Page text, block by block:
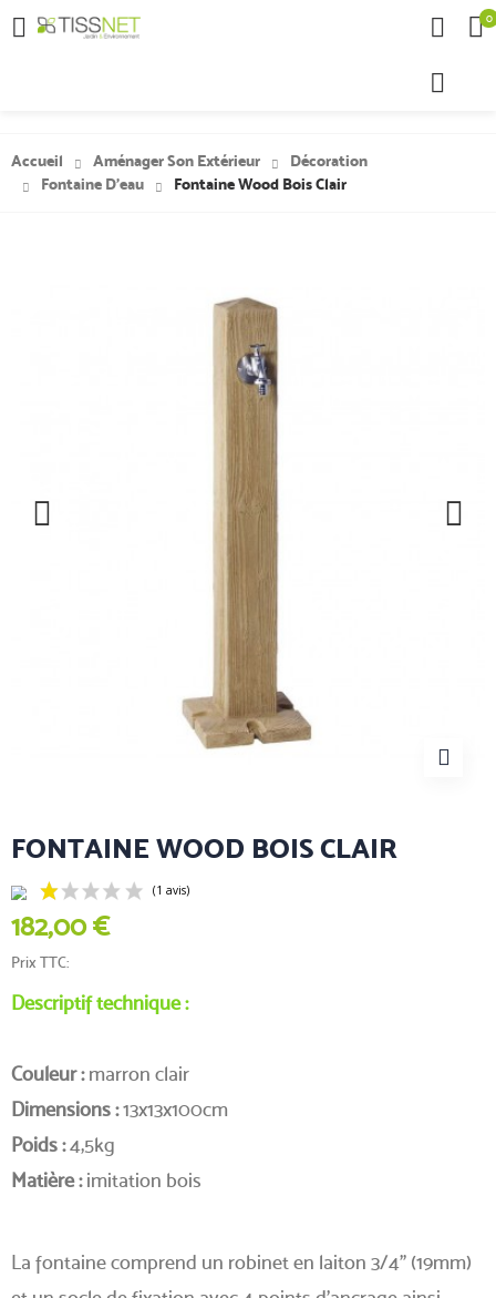
 0
Accueil Aménager Son Extérieur
Décoration
Fontaine D'eau
Fontaine Wood Bois Clair
FONTAINE WOOD BOIS CLAIR
182,00 €
Prix TTC
Descriptif technique :
Couleur :marron clair
Dimensions :13x13x100cm
Poids :4,5kg
Matière :imitation bois
La fontaine comprend un robinet en laiton 3/4" (19mm)